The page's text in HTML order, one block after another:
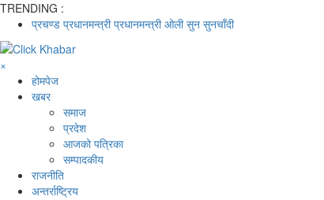
TRENDING :
प्रचण्ड प्रधानमन्त्री प्रधानमन्त्री ओली सुन सुनचाँदी
×
होमपेज
खबर
समाज
प्रदेश
आजको पत्रिका
सम्पादकीय
राजनीति
अन्तर्राष्ट्रिय